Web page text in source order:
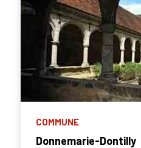
COMMUNE
Donnemarie-Dontilly